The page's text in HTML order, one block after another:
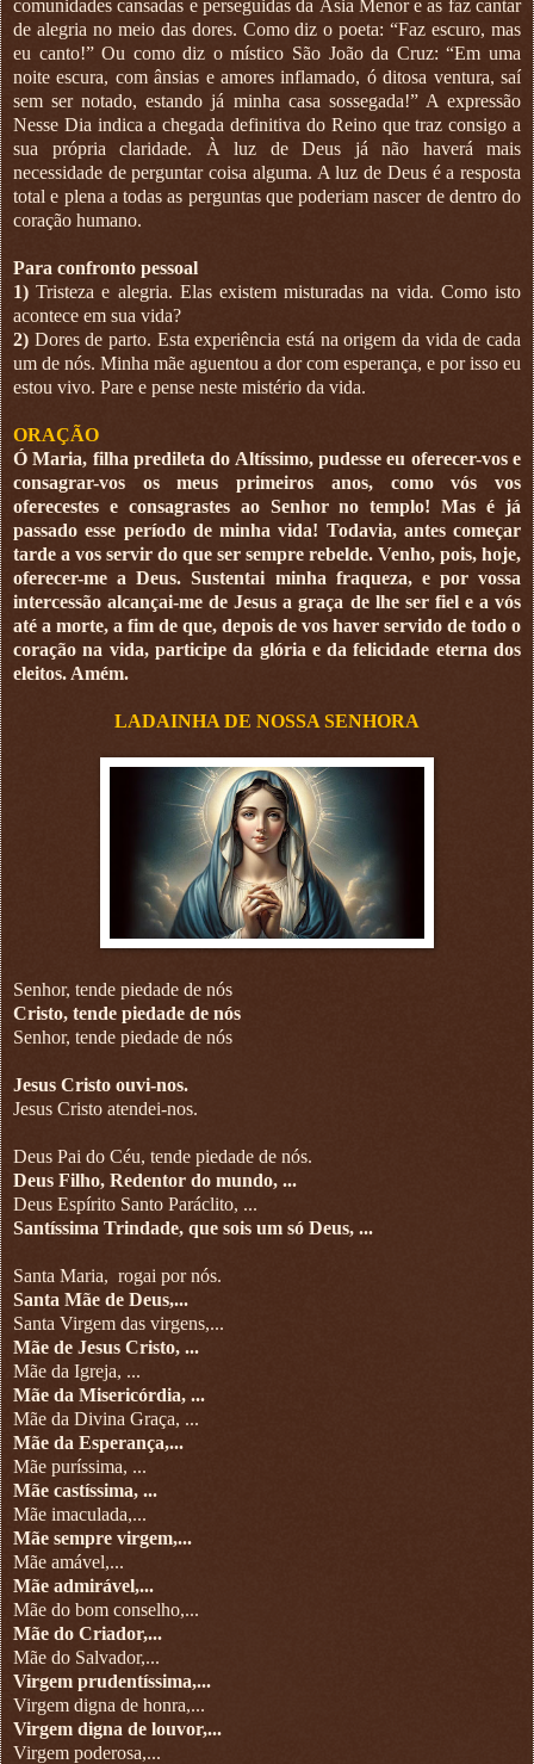
comunidades cansadas e perseguidas da Ásia Menor e as faz cantar
de alegria no meio das dores. Como diz o poeta: “Faz escuro, mas
eu canto!” Ou como diz o místico São João da Cruz: “Em uma
noite escura, com ânsias e amores inflamado, ó ditosa ventura, saí
sem ser notado, estando já minha casa sossegada!” A expressão
Nesse Dia indica a chegada definitiva do Reino que traz consigo a
sua própria claridade. À luz de Deus já não haverá mais
necessidade de perguntar coisa alguma. A luz de Deus é a resposta
total e plena a todas as perguntas que poderiam nascer de dentro do
coração humano.
Para confronto pessoal
1) Tristeza e alegria. Elas existem misturadas na vida. Como isto
acontece em sua vida?
2) Dores de parto. Esta experiência está na origem da vida de cada
um de nós. Minha mãe aguentou a dor com esperança, e por isso eu
estou vivo. Pare e pense neste mistério da vida.
ORAÇÃO
Ó Maria, filha predileta do Altíssimo, pudesse eu oferecer-vos e
consagrar-vos os meus primeiros anos, como vós vos
oferecestes e consagrastes ao Senhor no templo! Mas é já
passado esse período de minha vida! Todavia, antes começar
tarde a vos servir do que ser sempre rebelde. Venho, pois, hoje,
oferecer-me a Deus. Sustentai minha fraqueza, e por vossa
intercessão alcançai-me de Jesus a graça de lhe ser fiel e a vós
até a morte, a fim de que, depois de vos haver servido de todo o
coração na vida, participe da glória e da felicidade eterna dos
eleitos. Amém.
LADAINHA DE NOSSA SENHORA
Senhor, tende piedade de nós
Cristo, tende piedade de nós
Senhor, tende piedade de nós
Jesus Cristo ouvi-nos.
Jesus Cristo atendei-nos.
Deus Pai do Céu, tende piedade de nós.
Deus Filho, Redentor do mundo, ...
Deus Espírito Santo Paráclito, ...
Santíssima Trindade, que sois um só Deus, ...
Santa Maria, rogai por nós.
Santa Mãe de Deus,...
Santa Virgem das virgens,...
Mãe de Jesus Cristo, ...
Mãe da Igreja, ...
Mãe da Misericórdia, ...
Mãe da Divina Graça, ...
Mãe da Esperança,...
Mãe puríssima, ...
Mãe castíssima, ...
Mãe imaculada,...
Mãe sempre virgem,...
Mãe amável,...
Mãe admirável,...
Mãe do bom conselho,...
Mãe do Criador,...
Mãe do Salvador,...
Virgem prudentíssima,...
Virgem digna de honra,...
Virgem digna de louvor,...
Virgem poderosa,...